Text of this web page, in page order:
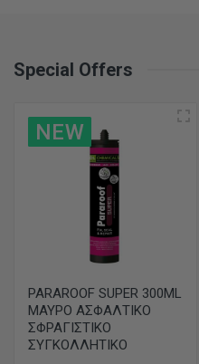
Special Offers
NEW
PARAROOF SUPER 300ML
ΜΑΥΡΟ ΑΣΦΑΛΤΙΚΟ
ΣΦΡΑΓΙΣΤΙΚΟ
ΣΥΓΚΟΛΛΗΤΙΚΟ